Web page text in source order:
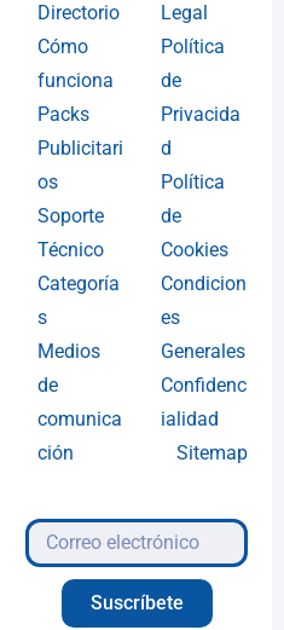
Directorio
Cómo
funciona
Packs
Publicitari
os
Soporte
Técnico
Categoría
s
Medios
de
comunica
ción
Legal
Política
de
Privacida
d
Política
de
Cookies
Condicion
es
Generales
Confidenc
ialidad
Sitemap
Suscríbete